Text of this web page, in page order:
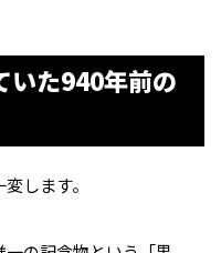
いた940年前の
します。